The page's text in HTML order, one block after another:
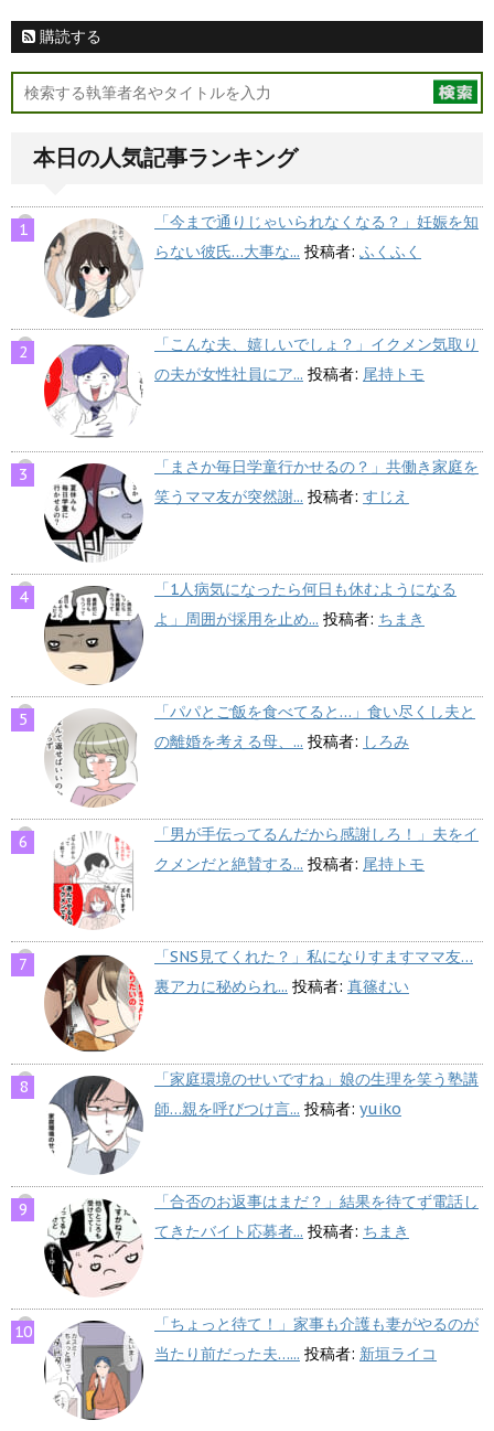
購読する
本日の人気記事ランキング
「今まで通りじゃいられなくなる？」妊娠を知
らない彼氏…大事な... 投稿者: ふくふく
「こんな夫、嬉しいでしょ？」イクメン気取り
の夫が女性社員にア... 投稿者: 尾持トモ
「まさか毎日学童行かせるの？」共働き家庭を
笑うママ友が突然謝... 投稿者: すじえ
「1人病気になったら何日も休むようになる
よ」周囲が採用を止め... 投稿者: ちまき
「パパとご飯を食べてると…」食い尽くし夫と
の離婚を考える母、... 投稿者: しろみ
「男が手伝ってるんだから感謝しろ！」夫をイ
クメンだと絶賛する... 投稿者: 尾持トモ
「SNS見てくれた？」私になりすますママ友…
裏アカに秘められ... 投稿者: 真篠むい
「家庭環境のせいですね」娘の生理を笑う塾講
師…親を呼びつけ言... 投稿者: yuiko
「合否のお返事はまだ？」結果を待てず電話し
てきたバイト応募者... 投稿者: ちまき
「ちょっと待て！」家事も介護も妻がやるのが
当たり前だった夫…... 投稿者: 新垣ライコ